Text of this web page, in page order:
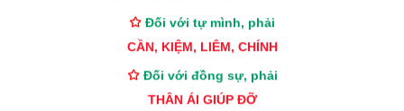
Đối với tự mình, phải
CẦN, KIỆM, LIÊM, CHÍNH
Đối với đồng sự, phải
THÂN ÁI GIÚP ĐỠ